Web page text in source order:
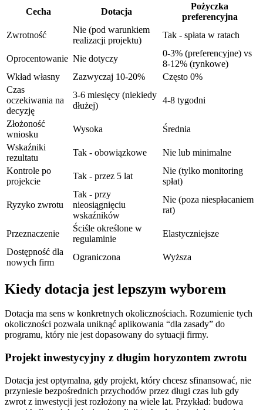
Cecha Dotacja
Pożyczka
preferencyjna
Zwrotność
Nie (pod warunkiem
realizacji projektu)
Tak - spłata w ratach
Oprocentowanie Nie dotyczy
0-3% (preferencyjne) vs
8-12% (rynkowe)
Wkład własny
Zazwyczaj 10-20%
Często 0%
Czas
oczekiwania na
decyzję
3-6 miesięcy (niekiedy
dłużej)
4-8 tygodni
Złożoność
wniosku
Wysoka
Średnia
Wskaźniki
rezultatu
Tak - obowiązkowe
Nie lub minimalne
Kontrole po
projekcie
Tak - przez 5 lat
Nie (tylko monitoring
spłat)
Ryzyko zwrotu
Tak - przy
nieosiągnięciu
wskaźników
Nie (poza niespłacaniem
rat)
Przeznaczenie
Ściśle określone w
regulaminie
Elastyczniejsze
Dostępność dla
nowych firm
Ograniczona Wyższa
Kiedy dotacja jest lepszym wyborem
Dotacja ma sens w konkretnych okolicznościach. Rozumienie tych
okoliczności pozwala uniknąć aplikowania “dla zasady” do
programu, który nie jest dopasowany do sytuacji firmy.
Projekt inwestycyjny z długim horyzontem zwrotu
Dotacja jest optymalna, gdy projekt, który chcesz sfinansować, nie
przyniesie bezpośrednich przychodów przez długi czas lub gdy
zwrot z inwestycji jest rozłożony na wiele lat. Przykład: budowa